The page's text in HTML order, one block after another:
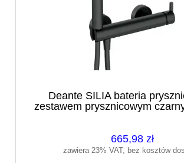
Deante SILIA bateria
zestawem prysznicowym
665,98 zł
zawiera 23% VAT, bez kosztów